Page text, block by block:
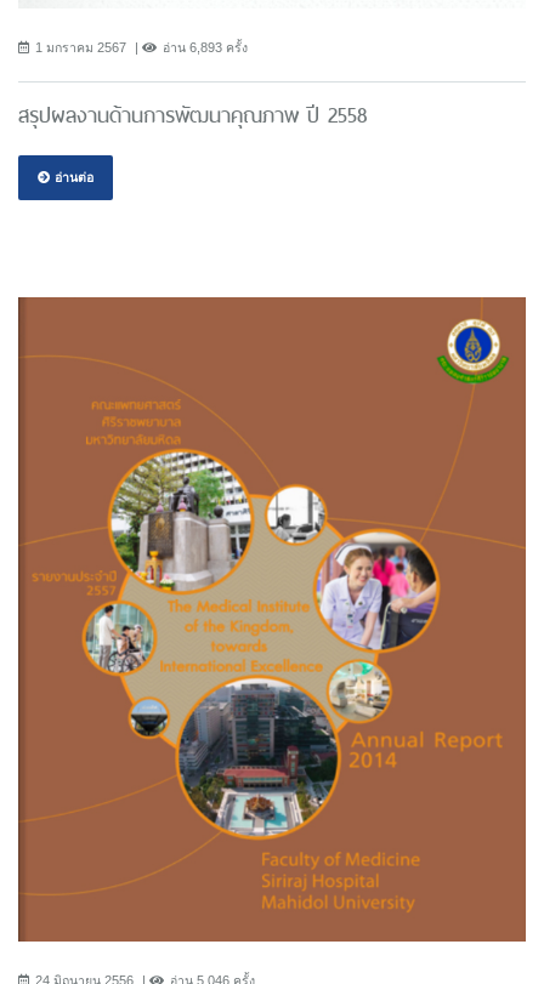
1 มกราคม 2567 อ่าน 6,893 ครั้ง
สรุปผลงานด้านการพัฒนาคุณภาพ ปี 2558
อ่านต่อ
24 มิถุนายน 2556 อ่าน 5,046 ครั้ง